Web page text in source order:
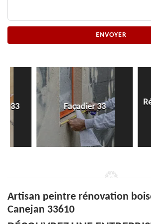
Façadier 33
Artisan peintre rénovation
Canejan 33610